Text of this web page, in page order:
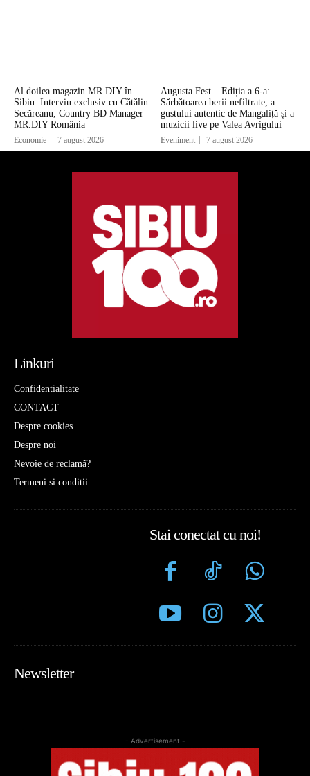
Al doilea magazin MR.DIY în
Sibiu: Interviu exclusiv cu Cătălin
Secăreanu, Country BD Manager
MR.DIY România
Economie 7 august 2026
Augusta Fest – Ediția a 6-a:
Sărbătoarea berii nefiltrate, a
gustului autentic de Mangaliță și a
muzicii live pe Valea Avrigului
Eveniment 7 august 2026
Linkuri
Confidentialitate
CONTACT
Despre cookies
Despre noi
Nevoie de reclamă?
Termeni si conditii
Stai conectat cu noi!
Newsletter
- Advertisement -